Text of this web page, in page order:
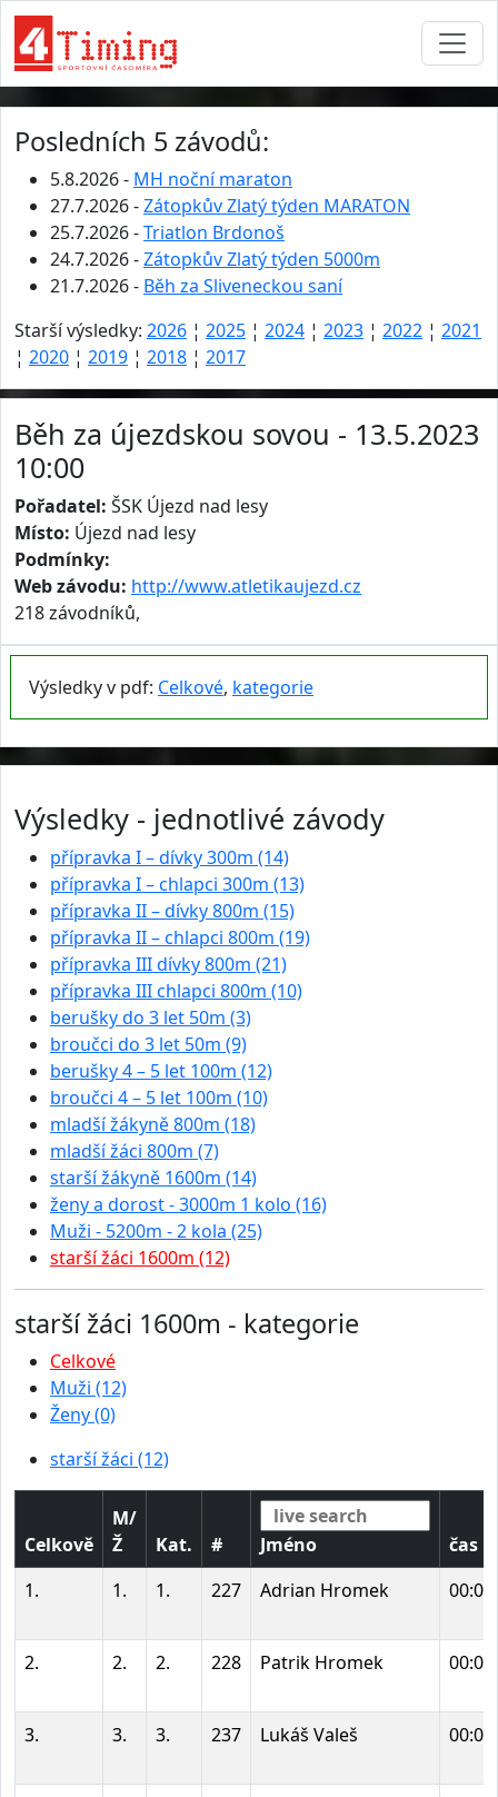
Posledních 5 závodů:
5.8.2026 - MH noční maraton
27.7.2026 -Zátopkův Zlatý týden MARATON
25.7.2026 -Triatlon Brdonoš
24.7.2026 -Zátopkův Zlatý týden 5000m
21.7.2026 - Běh za Sliveneckou saní
Starší výsledky: 2026 ¦ 2025 ¦ 2024 ¦ 2023 ¦ 2022 ¦ 2021
¦ 2020 ¦ 2019 ¦ 2018 ¦ 2017
Běh za újezdskou sovou - 13.5.2023
10:00
Pořadatel: ŠSK Újezd nad lesy
Místo: Újezd nad lesy
Podmínky:
Web závodu: http://www.atletikaujezd.cz
218 závodníků,
Výsledky v pdf: Celkové, kategorie
Výsledky - jednotlivé závody
přípravka I – dívky 300m (14)
přípravka I – chlapci 300m (13)
přípravka II – dívky 800m (15)
přípravka II – chlapci 800m (19)
přípravka III dívky 800m (21)
přípravka III chlapci 800m (10)
berušky do 3 let 50m (3)
broučci do 3 let 50m (9)
berušky 4 – 5 let 100m (12)
broučci 4 – 5 let 100m (10)
mladší žákyně 800m (18)
mladší žáci 800m (7)
starší žákyně 1600m (14)
ženy a dorost - 3000m 1 kolo (16)
Muži - 5200m - 2 kola (25)
starší žáci 1600m (12)
starší žáci 1600m - kategorie
Celkové
Muži (12)
Ženy (0)
starší žáci (12)
Celkově
M/
Ž
Kat. # Jméno
čas
1.
1. 1. 227 Adrian Hromek
2. 2. 2. 228 Patrik Hromek
3. 3. 3. 237 Lukáš Valeš